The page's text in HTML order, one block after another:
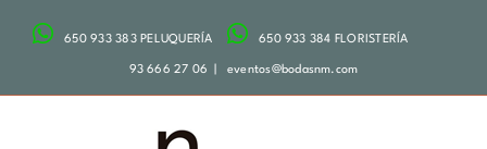
650 933 383 PELUQUERÍA 650 933 384 FLORISTERÍA
93 666 27 06 eventos@bodasnm.com